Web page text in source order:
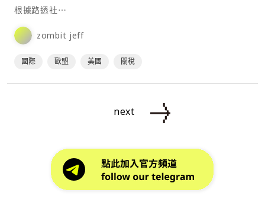
根據路透社⋯
zombit jeff
國際 歐盟 美國 關稅
next